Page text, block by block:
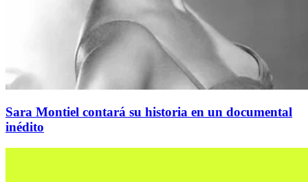
Sara Montiel contará su historia en un documental
inédito